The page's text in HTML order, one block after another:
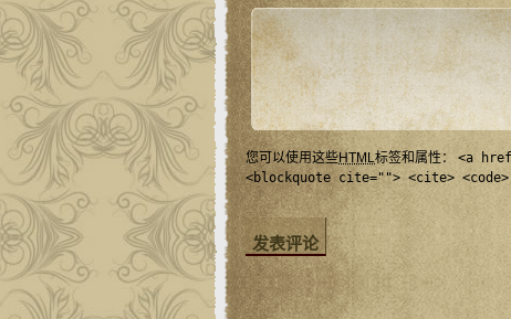
您可以使用这些HTML标签和属性： <a
<blockquote cite=""> <cite>